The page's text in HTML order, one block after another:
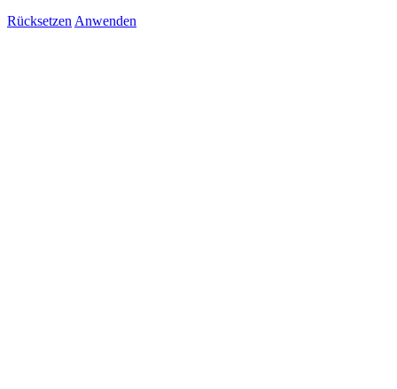
Rücksetzen Anwenden